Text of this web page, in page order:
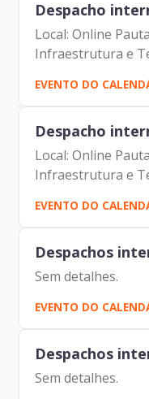
Despacho
Local: Online
Infraestrutura e
Alexandre
Faria
EVENTO DO
Despacho
Local: Online
Infraestrutura e
Alexandre
Faria
EVENTO DO
Despachos
Sem detalhes.
EVENTO DO
Despachos
Sem detalhes.